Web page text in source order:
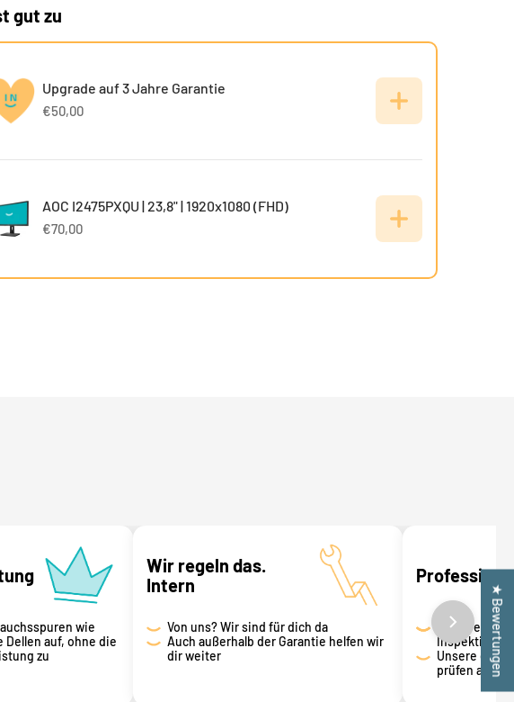
gut zu
Upgrade auf 3 Jahre Garantie
€50,00
AOC I2475PXQU | 23,8" | 1920x1080 (FHD)
€70,00
wie
Dellen auf, ohne die
zu
Wir regeln das.
Intern
Von uns? Wir sind für dich da
Auch außerhalb der Garantie helfen wir
dir weiter
Dein Gerät
Inspektion
Unsere
prüfen alles
★ Bewertungen